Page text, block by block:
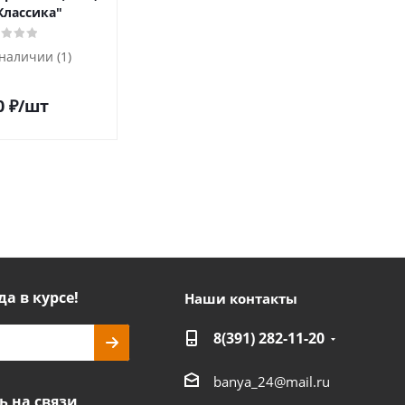
(1)
₽/шт
в курсе! Наши контакты
8(391) 282-11-20
banya_24@mail.ru